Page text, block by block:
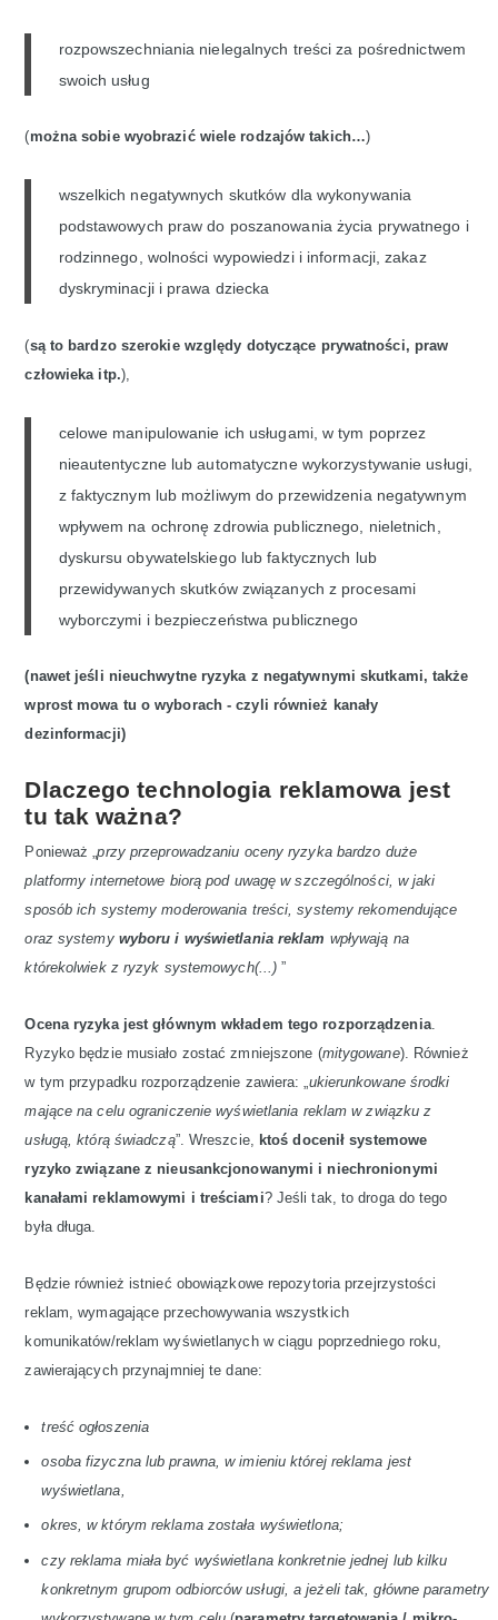
rozpowszechniania nielegalnych treści za pośrednictwem
swoich usług
(można sobie wyobrazić wiele rodzajów takich…)
wszelkich negatywnych skutków dla wykonywania
podstawowych praw do poszanowania życia prywatnego i
rodzinnego, wolności wypowiedzi i informacji, zakaz
dyskryminacji i prawa dziecka
(są to bardzo szerokie względy dotyczące prywatności, praw
człowieka itp.),
celowe manipulowanie ich usługami, w tym poprzez
nieautentyczne lub automatyczne wykorzystywanie usługi,
z faktycznym lub możliwym do przewidzenia negatywnym
wpływem na ochronę zdrowia publicznego, nieletnich,
dyskursu obywatelskiego lub faktycznych lub
przewidywanych skutków związanych z procesami
wyborczymi i bezpieczeństwa publicznego
(nawet jeśli nieuchwytne ryzyka z negatywnymi skutkami, także
wprost mowa tu o wyborach - czyli również kanały
dezinformacji)
Dlaczego technologia reklamowa jest
tu tak ważna?
Ponieważ „przy przeprowadzaniu oceny ryzyka bardzo duże
platformy internetowe biorą pod uwagę w szczególności, w jaki
sposób ich systemy moderowania treści, systemy rekomendujące
oraz systemy wyboru i wyświetlania reklam wpływają na
którekolwiek z ryzyk systemowych(...) ”
Ocena ryzyka jest głównym wkładem tego rozporządzenia.
Ryzyko będzie musiało zostać zmniejszone (mitygowane). Również
w tym przypadku rozporządzenie zawiera: „ ukierunkowane środki
mające na celu ograniczenie wyświetlania reklam w związku z
usługą, którą świadczą”. Wreszcie, ktoś docenił systemowe
ryzyko związane z nieusankcjonowanymi i niechronionymi
kanałami reklamowymi i treściami? Jeśli tak, to droga do tego
była długa.
Będzie również istnieć obowiązkowe repozytoria przejrzystości
reklam, wymagające przechowywania wszystkich
komunikatów/reklam wyświetlanych w ciągu poprzedniego roku,
zawierających przynajmniej te dane:
treść ogłoszenia
osoba fizyczna lub prawna, w imieniu której reklama jest
wyświetlana,
okres, w którym reklama została wyświetlona;
czy reklama miała być wyświetlana konkretnie jednej lub kilku
konkretnym grupom odbiorców usługi, a jeżeli tak, główne parametry